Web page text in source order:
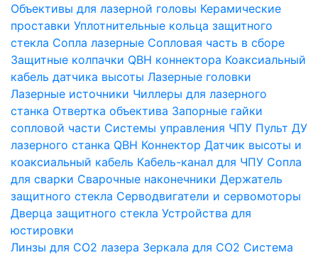
Объективы для лазерной головы Керамические
проставки Уплотнительные кольца защитного
стекла Сопла лазерные Сопловая часть в сборе
Защитные колпачки QBH коннектора Коаксиальный
кабель датчика высоты Лазерные головки
Лазерные источники Чиллеры для лазерного
станка Отвертка объектива Запорные гайки
сопловой части Системы управления ЧПУ Пульт ДУ
лазерного станка QBH Коннектор Датчик высоты и
коаксиальный кабель Кабель-канал для ЧПУ Сопла
для сварки Сварочные наконечники Держатель
защитного стекла Серводвигатели и сервомоторы
Дверца защитного стекла Устройства для
юстировки
Линзы для СО2 лазера Зеркала для СО2 Система